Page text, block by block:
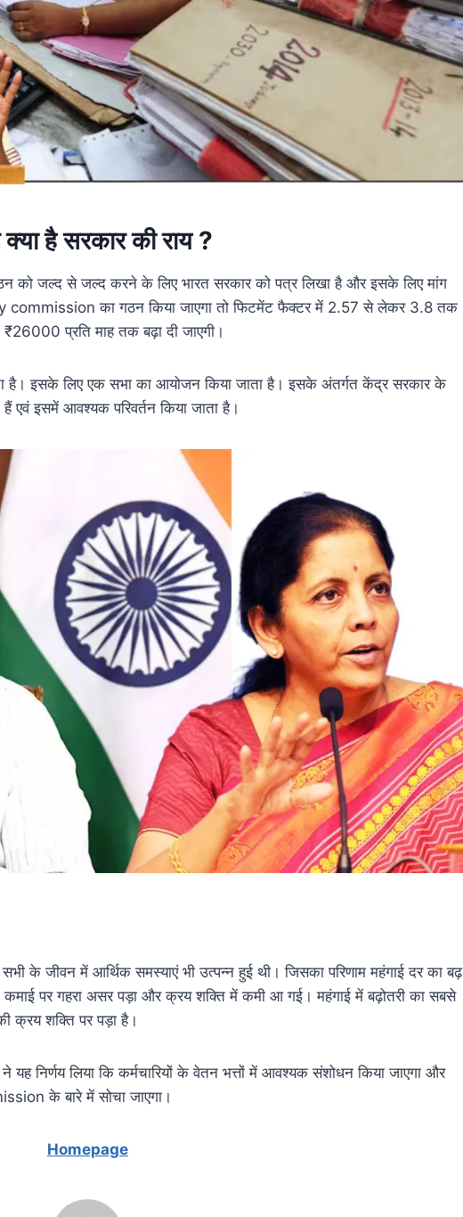
है सरकार की राय ?
को जल्द से जल्द करने के लिए भारत सरकार को पत्र लिखा है और इसके लिए मांग
commission का गठन किया जाएगा तो फिटमेंट फैक्टर में 2.57 से लेकर 3.8 तक
₹26000 प्रति माह तक बढ़ा दी जाएगी।
है। इसके लिए एक सभा का आयोजन किया जाता है। इसके अंतर्गत केंद्र सरकार के
एवं इसमें आवश्यक परिवर्तन किया जाता है।
के जीवन में आर्थिक समस्याएं भी उत्पन्न हुई थी। जिसका परिणाम महंगाई दर का बढ़
पर गहरा असर पड़ा और क्रय शक्ति में कमी आ गई। महंगाई में बढ़ोतरी का सबसे
क्रय शक्ति पर पड़ा है।
यह निर्णय लिया कि कर्मचारियों के वेतन भत्तों में आवश्यक संशोधन किया जाएगा और
के बारे में सोचा जाएगा।
Homepage